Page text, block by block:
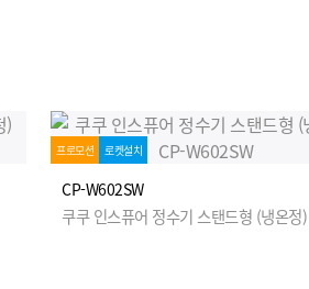
프로모션 로켓설치
CP-W602SW
쿠쿠 인스퓨어 정수기 스탠드형 (냉온정)